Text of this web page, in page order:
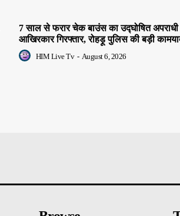
7 साल से फरार चेक बाउंस का उद्घोषित अपराधी
आखिरकार गिरफ्तार, रोहड़ू पुलिस की बड़ी
HIM Live Tv - August 6, 2026